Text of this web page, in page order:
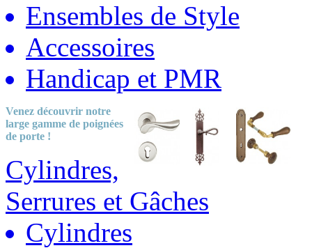
Ensembles de Style
Accessoires
Handicap et PMR
Venez découvrir notre
large gamme de poignées
de porte !
Cylindres,
Serrures et Gâches
Cylindres